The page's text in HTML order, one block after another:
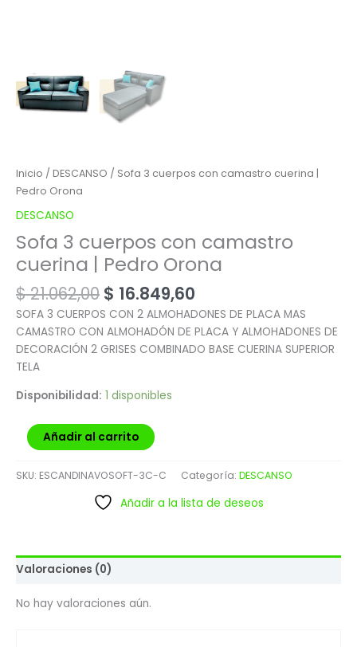
Inicio / DESCANSO / Sofa 3 cuerpos con camastro cuerina |
Pedro Orona
DESCANSO
Sofa 3 cuerpos con camastro
cuerina | Pedro Orona
$21.062,00 $ 16.849,60
SOFA 3 CUERPOS CON 2 ALMOHADONES DE PLACA MAS
CAMASTRO CON ALMOHADÓN DE PLACA Y ALMOHADONES DE
DECORACIÓN 2 GRISES COMBINADO BASE CUERINA SUPERIOR
TELA
Disponibilidad: 1 disponibles
Añadir al carrito
SKU: ESCANDINAVOSOFT-3C-C Categoría: DESCANSO
Añadir a la lista de deseos
Valoraciones (0)
No hay valoraciones aún.